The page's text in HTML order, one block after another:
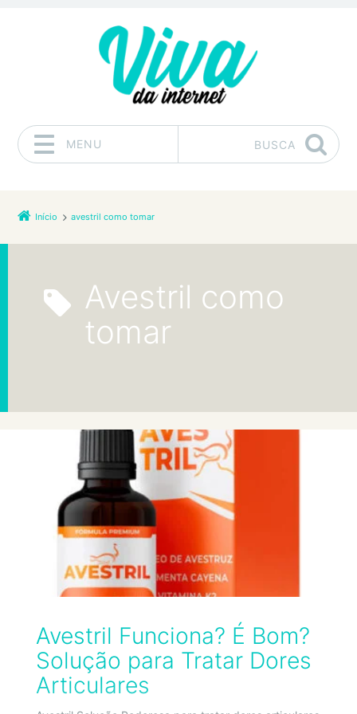
MENU BUSCA
Início avestril como tomar
avestril como
tomar
Avestril Funciona? É Bom?
Solução para Tratar Dores
Articulares